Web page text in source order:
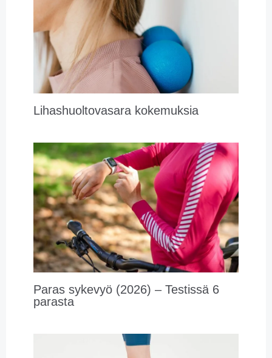
Lihashuoltovasara kokemuksia
Paras sykevyö (2026) – Testissä 6
parasta